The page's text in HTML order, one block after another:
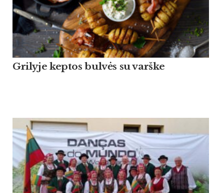
Grilyje keptos bulvės su varške